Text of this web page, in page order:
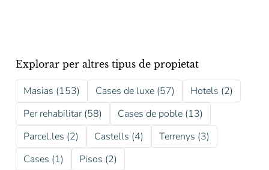
Explorar per altres tipus de propietat
Masias (153) Cases de luxe (57)
Hotels (2)
Per rehabilitar (58)
Cases de poble (13)
Parcel.les (2)
Castells (4)
Terrenys (3)
Cases (1)
Pisos (2)